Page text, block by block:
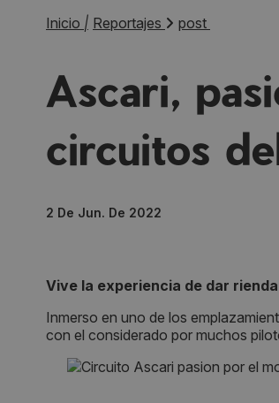
Inicio | Reportajes post
Ascari,
circuitos
2 De Jun. De 2022
Vive la experiencia de dar
Inmerso en uno de los
con el considerado por muchos